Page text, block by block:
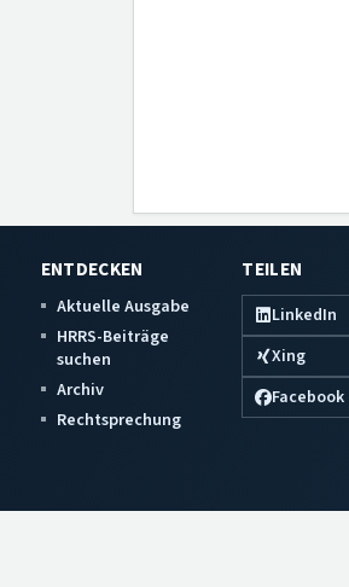
ENTDECKEN
Aktuelle Ausgabe
HRRS-Beiträge
suchen
Archiv
Rechtsprechung
TEILEN
LinkedIn
Xing
Facebook